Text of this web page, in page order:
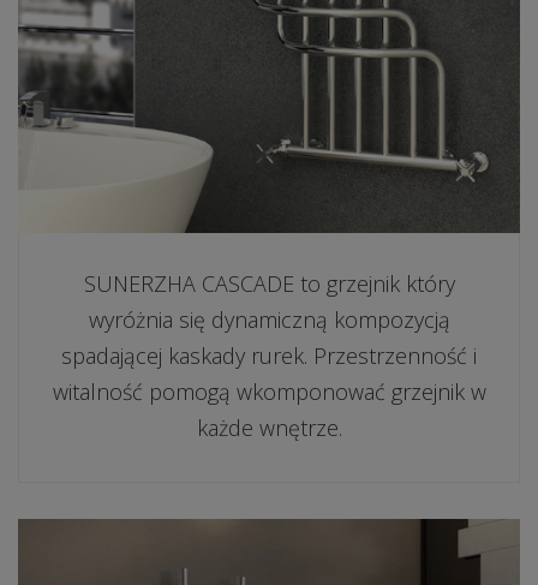
SUNERZHA CASCADE to grzejnik który
wyróżnia się dynamiczną kompozycją
spadającej kaskady rurek. Przestrzenność i
witalność pomogą wkomponować grzejnik w
każde wnętrze.